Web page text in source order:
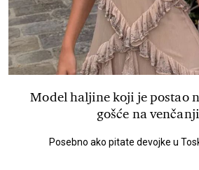
Model haljine koji je postao
gošće na
Posebno ako pitate devojke u